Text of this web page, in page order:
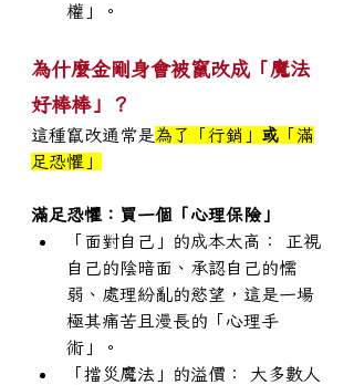
權」。
為什麼金剛身會被竄改成「魔法
好棒棒」？
這種竄改通常是為了「行銷」 或 「滿
足恐懼」
滿足恐懼：買一個「心理保險」
「面對自己」的成本太高： 正視
自己的陰暗面、承認自己的懦
弱、處理紛亂的慾望，這是一場
極其痛苦且漫長的「心理手
術」。
「擋災魔法」的溢價： 大多數人